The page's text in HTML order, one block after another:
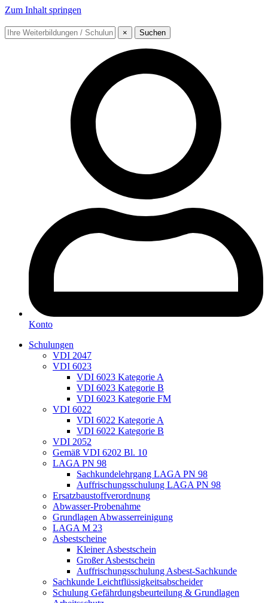
Zum Inhalt springen
× Suchen
Konto
Schulungen
VDI 2047
VDI 6023
VDI 6023 Kategorie A
VDI 6023 Kategorie B
VDI 6023 Kategorie FM
VDI 6022
VDI 6022 Kategorie A
VDI 6022 Kategorie B
VDI 2052
Gemäß VDI 6202 Bl. 10
LAGA PN 98
Sachkundelehrgang LAGA PN 98
Auffrischungsschulung LAGA PN 98
Ersatzbaustoffverordnung
Abwasser-Probenahme
Grundlagen Abwasserreinigung
LAGA M 23
Asbestscheine
Kleiner Asbestschein
Großer Asbestschein
Auffrischungsschulung Asbest-Sachkunde
Sachkunde Leichtflüssigkeitsabscheider
Schulung Gefährdungsbeurteilung & Grundlagen